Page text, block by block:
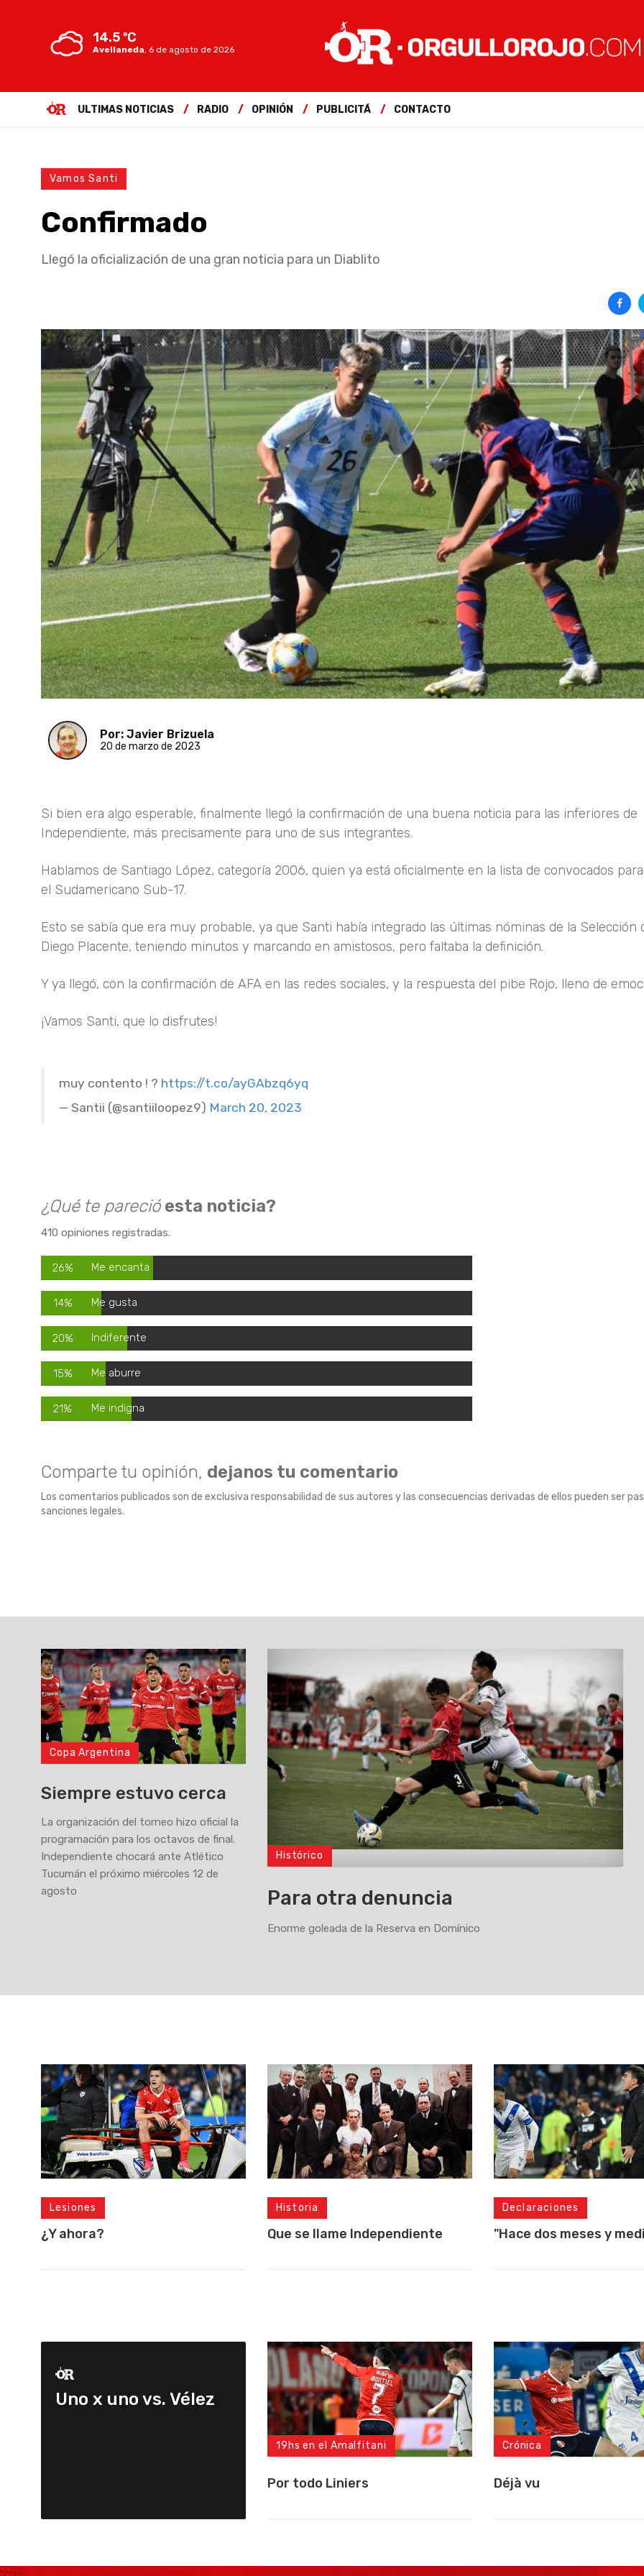
14.5 ºC
Avellaneda, 6 de agosto de 2026
ULTIMAS NOTICIAS RADIO OPINIÓN PUBLICITÁ CONTACTO
Vamos Santi
Confirmado
Llegó la oficialización de una gran noticia para un Diablito
Por: Javier Brizuela
20 de marzo de 2023
Si bien era algo esperable, finalmente llegó la confirmación de una buena noticia para las inferiores de
Independiente, más precisamente para uno de sus integrantes.
Hablamos de Santiago López, categoría 2006, quien ya está oficialmente en la lista de convocados
el Sudamericano Sub-17.
Esto se sabía que era muy probable, ya que Santi había integrado las últimas nóminas de la Selección
Diego Placente, teniendo minutos y marcando en amistosos, pero faltaba la definición.
Y ya llegó, con la confirmación de AFA en las redes sociales, y la respuesta del pibe Rojo, lleno de
¡Vamos Santi, que lo disfrutes!
muy contento ! ? https://t.co/ayGAbzq6yq
— Santii (@santiiloopez9) March 20, 2023
¿Qué te pareció esta noticia?
410 opiniones registradas.
26% Me encanta
14% Me gusta
20% Indiferente
15% Me aburre
21% Me indigna
Comparte tu opinión, dejanos tu comentario
Los comentarios publicados son de exclusiva responsabilidad de sus autores y las consecuencias derivadas de ellos pueden ser
sanciones legales.
Copa Argentina
Siempre estuvo cerca
La organización del torneo hizo oficial la
programación para los octavos de final.
Independiente chocará ante Atlético
Tucumán el próximo miércoles 12 de
agosto
Histórico
Para otra denuncia
Enorme goleada de la Reserva en Domínico
Lesiones
¿Y ahora?
Historia
Que se llame Independiente
Declaraciones
"Hace dos meses y
Uno x uno vs. Vélez
19hs en el Amalfitani
Por todo Liniers
Crónica
Déjà vu